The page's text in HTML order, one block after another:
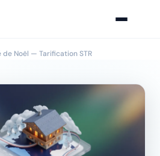
de Noël — Tarification STR